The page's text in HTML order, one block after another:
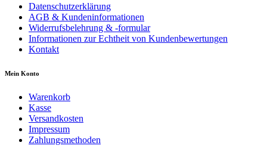
Datenschutzerklärung
AGB & Kundeninformationen
Widerrufsbelehrung & -formular
Informationen zur Echtheit von Kundenbewertungen
Kontakt
Mein Konto
Warenkorb
Kasse
Versandkosten
Impressum
Zahlungsmethoden